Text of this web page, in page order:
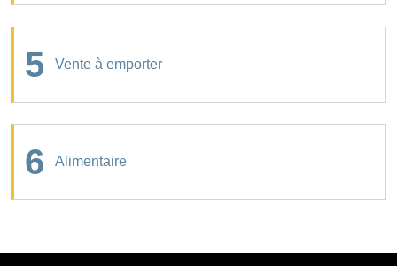
5 Vente à emporter
6 Alimentaire